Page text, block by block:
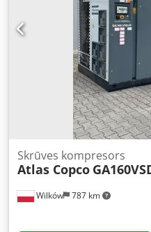
Wilków 787 km
Skrūves kompresors
Atlas Copco